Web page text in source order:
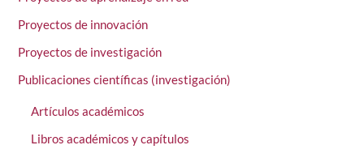
Proyectos de innovación
Proyectos de investigación
Publicaciones científicas (investigación)
Artículos académicos
Libros académicos y capítulos